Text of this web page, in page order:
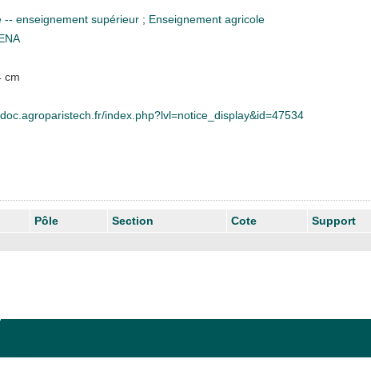
-- enseignement supérieur ; Enseignement agricole
cm
index.php?lvl=notice_display&id=47534
Pôle Section Cote Support